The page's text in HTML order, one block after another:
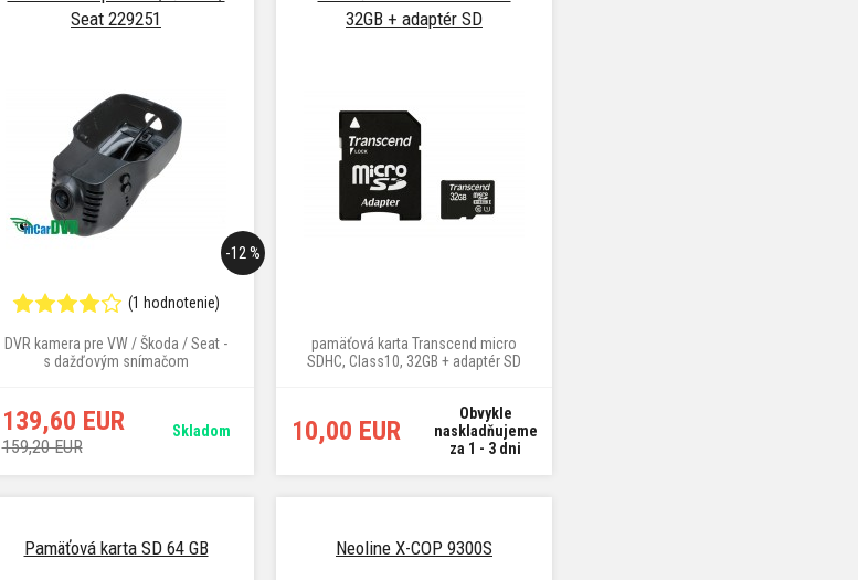
Seat 229251
-12 %
(1 hodnotenie)
DVR kamera pre VW / Škoda / Seat -
s dažďovým snímačom
139,60 EUR
159,20 EUR
Skladom
32GB + adaptér SD
pamäťová karta Transcend micro
SDHC, Class10, 32GB + adaptér SD
10,00 EUR
Obvykle
naskladňujeme
za 1 - 3 dni
Pamäťová karta SD 64 GB Neoline X-COP 9300S